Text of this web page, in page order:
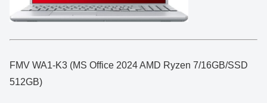
FMV WA1-K3 (MS Office 2024 AMD Ryzen 7/16GB/SSD
512GB)